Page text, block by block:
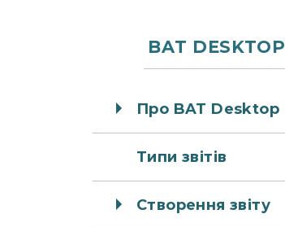
BAT DESKTOP
Про BAT Desktop
Типи звітів
Створення звіту